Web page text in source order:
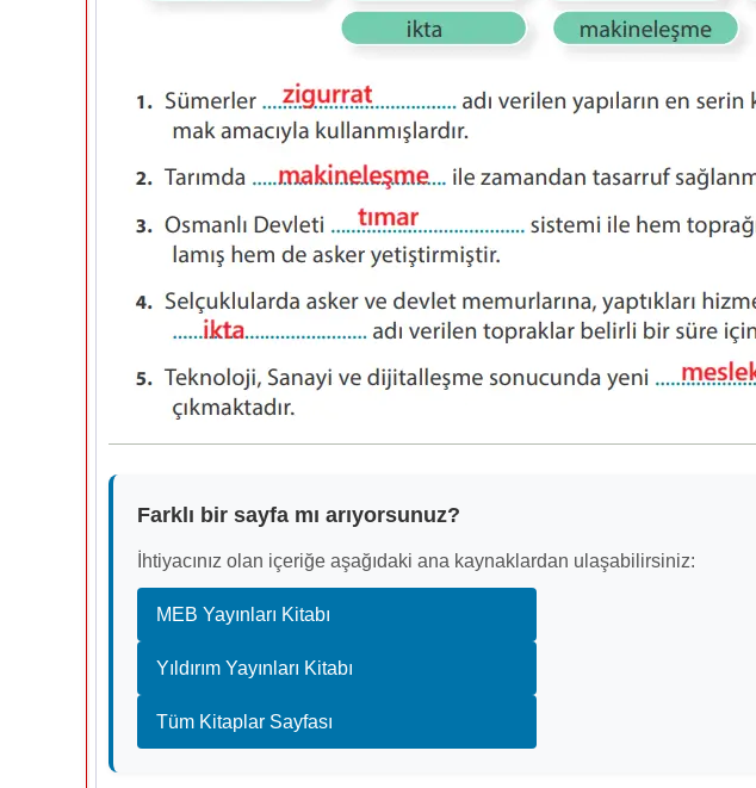
Farklı bir sayfa mı arıyorsunuz?
İhtiyacınız olan içeriğe aşağıdaki ana kaynaklardan ulaşabilirsiniz:
MEB Yayınları Kitabı
Yıldırım Yayınları Kitabı
Tüm Kitaplar Sayfası